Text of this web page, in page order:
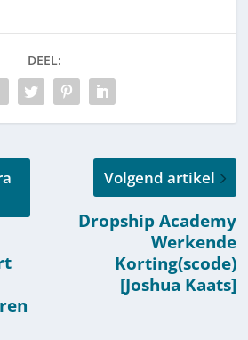
DEEL:
Volgend artikel
Dropship Academy
Werkende
Korting(scode)
[Joshua Kaats]